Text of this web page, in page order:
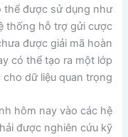
thể được sử dụng như
thống hỗ trợ gửi cược
được giải mã hoàn
có thể tạo ra một lớp
dữ liệu quan trọng.
hôm nay vào các hệ
được nghiên cứu kỹ